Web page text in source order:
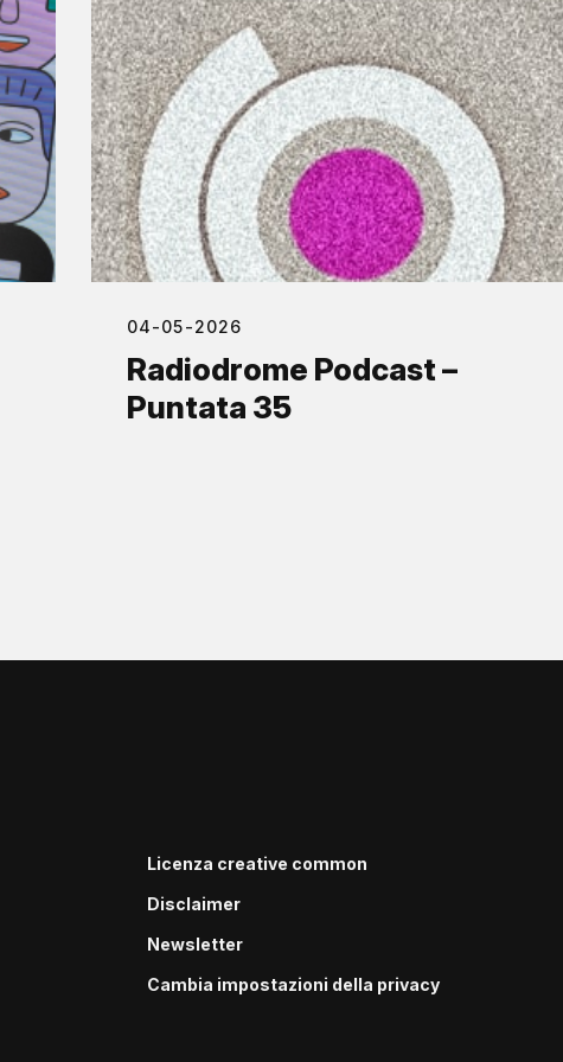
04-05-2026
Radiodrome Podcast –
Puntata 35
Licenza creative common
Disclaimer
Newsletter
Cambia impostazioni della privacy